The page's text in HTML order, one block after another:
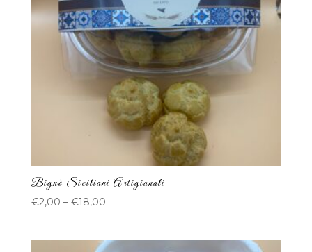
Bignè Siciliani Artigianali
€2,00 – €18,00